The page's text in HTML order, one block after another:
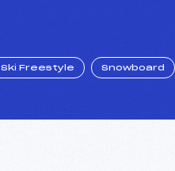
Ski Freestyle Snowboard